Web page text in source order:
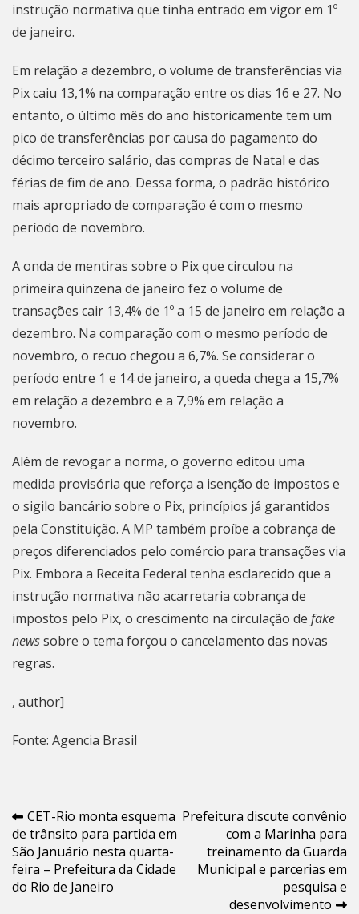
instrução normativa que tinha entrado em vigor em 1º
de janeiro.
Em relação a dezembro, o volume de transferências via
Pix caiu 13,1% na comparação entre os dias 16 e 27. No
entanto, o último mês do ano historicamente tem um
pico de transferências por causa do pagamento do
décimo terceiro salário, das compras de Natal e das
férias de fim de ano. Dessa forma, o padrão histórico
mais apropriado de comparação é com o mesmo
período de novembro.
A onda de mentiras sobre o Pix que circulou na
primeira quinzena de janeiro fez o volume de
transações cair 13,4% de 1º a 15 de janeiro em relação a
dezembro. Na comparação com o mesmo período de
novembro, o recuo chegou a 6,7%. Se considerar o
período entre 1 e 14 de janeiro, a queda chega a 15,7%
em relação a dezembro e a 7,9% em relação a
novembro.
Além de revogar a norma, o governo editou uma
medida provisória que reforça a isenção de impostos e
o sigilo bancário sobre o Pix, princípios já garantidos
pela Constituição. A MP também proíbe a cobrança de
preços diferenciados pelo comércio para transações via
Pix. Embora a Receita Federal tenha esclarecido que a
instrução normativa não acarretaria cobrança de
impostos pelo Pix, o crescimento na circulação de fake
newssobre o tema forçou o cancelamento das novas
regras.
, author]
Fonte: Agencia Brasil
Navegação
de
Post
CET-Rio monta esquema
de trânsito para partida em
São Januário nesta quarta-
feira – Prefeitura da Cidade
do Rio de Janeiro
Prefeitura discute convênio
com a Marinha para
treinamento da Guarda
Municipal e parcerias em
pesquisa e
desenvolvimento